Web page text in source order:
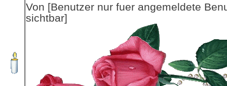
Von [Benutzer nur fuer angemeldete
sichtbar]